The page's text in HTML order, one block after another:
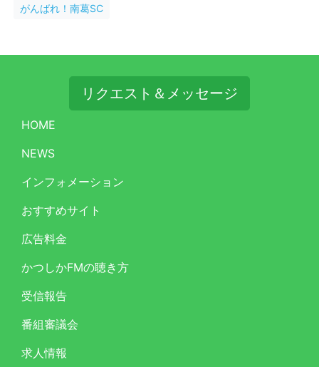
がんばれ！南葛SC
リクエスト＆メッセージ
HOME
NEWS
インフォメーション
おすすめサイト
広告料金
かつしかFMの聴き方
受信報告
番組審議会
求人情報